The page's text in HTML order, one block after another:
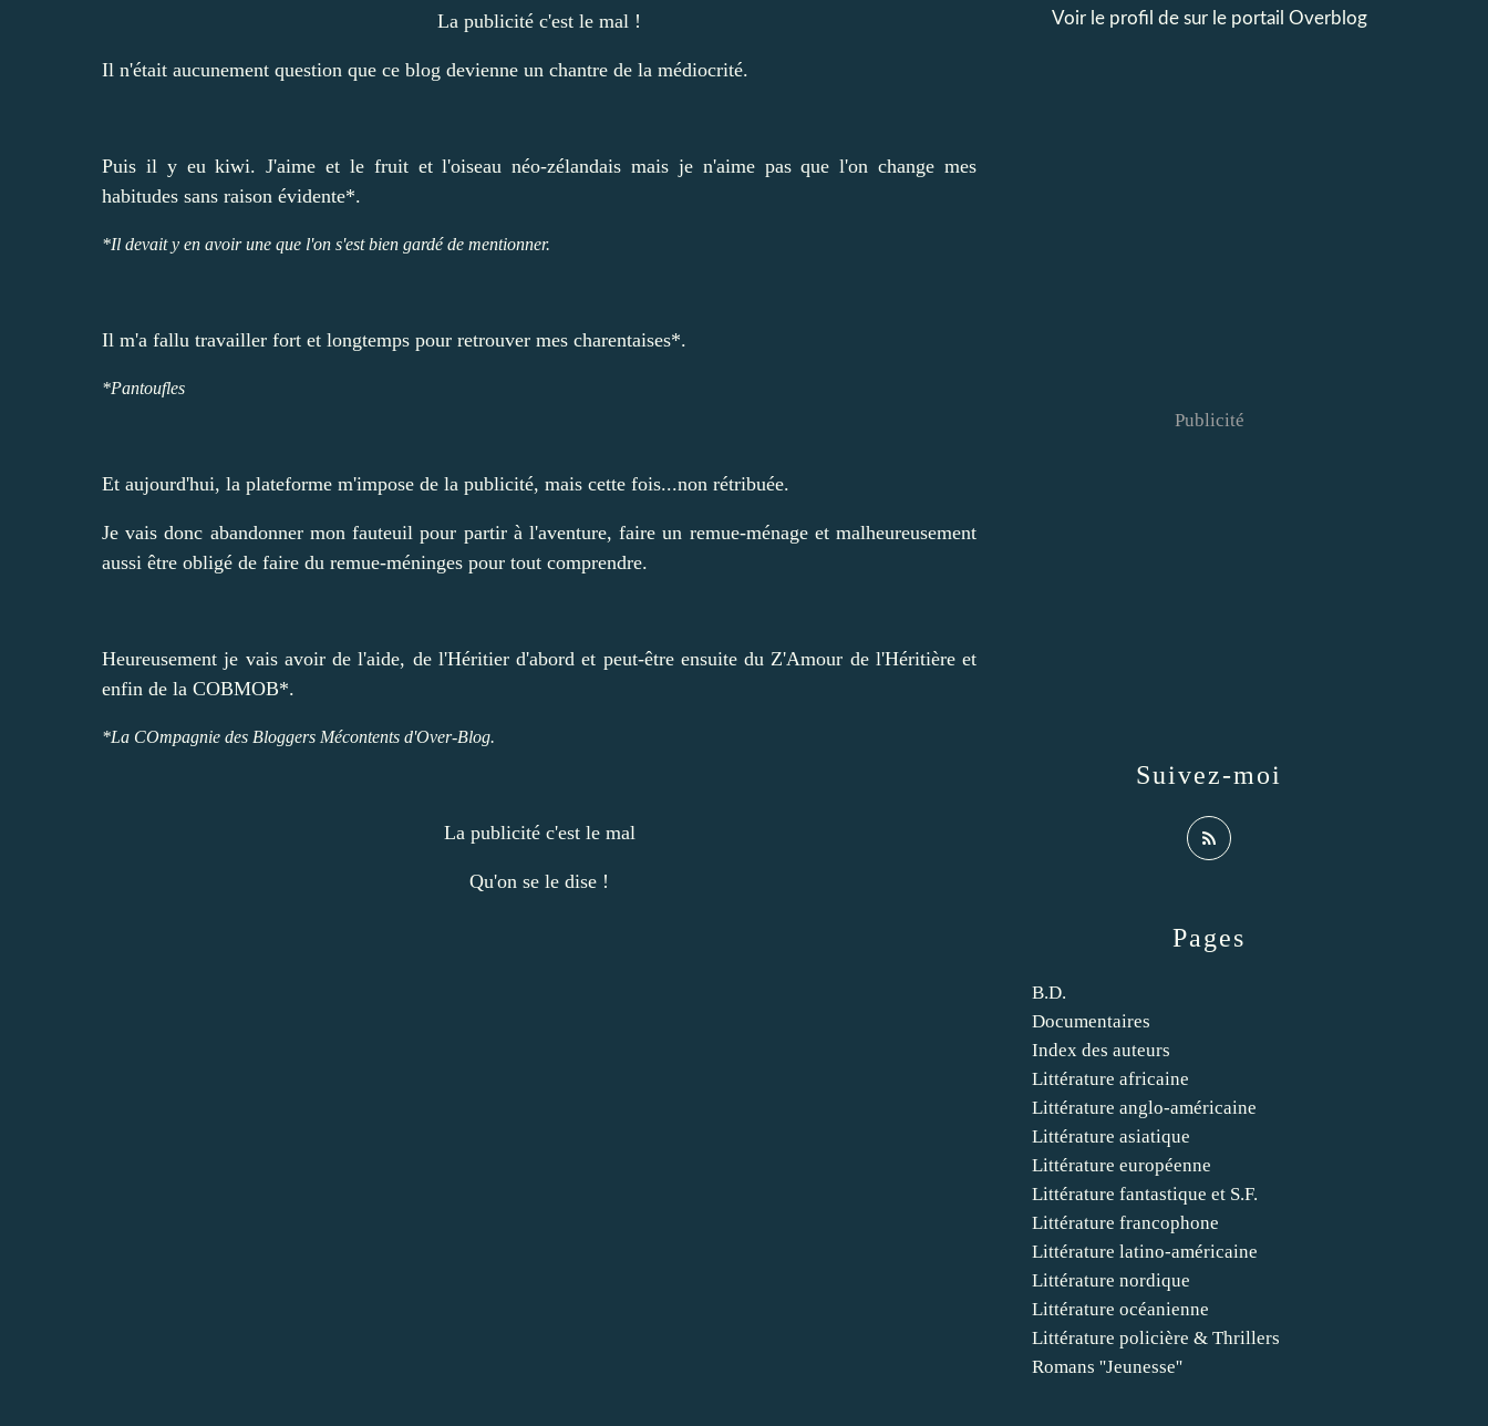
La publicité c'est le mal !
Il n'était aucunement question que ce blog devienne un chantre de la médiocrité.
Puis il y eu kiwi. J'aime et le fruit et l'oiseau néo-zélandais mais je n'aime pas que l'on change mes
habitudes sans raison évidente*.
*Il devait y en avoir une que l'on s'est bien gardé de mentionner.
Il m'a fallu travailler fort et longtemps pour retrouver mes charentaises*.
*Pantoufles
Et aujourd'hui, la plateforme m'impose de la publicité, mais cette fois...non rétribuée.
Je vais donc abandonner mon fauteuil pour partir à l'aventure, faire un remue-ménage et malheureusement
aussi être obligé de faire du remue-méninges pour tout comprendre.
Heureusement je vais avoir de l'aide, de l'Héritier d'abord et peut-être ensuite du Z'Amour de l'Héritière et
enfin de la COBMOB*.
*La COmpagnie des Bloggers Mécontents d'Over-Blog.
La publicité c'est le mal
Qu'on se le dise !
Pages
B.D.
Documentaires
Index des auteurs
Littérature africaine
Littérature anglo-américaine
Littérature asiatique
Littérature européenne
Littérature fantastique et S.F.
Littérature francophone
Littérature latino-américaine
Littérature nordique
Littérature océanienne
Littérature policière & Thrillers
Romans ''Jeunesse''
Voir le profil de sur le portail Overblog
Suivez-moi
Publicité